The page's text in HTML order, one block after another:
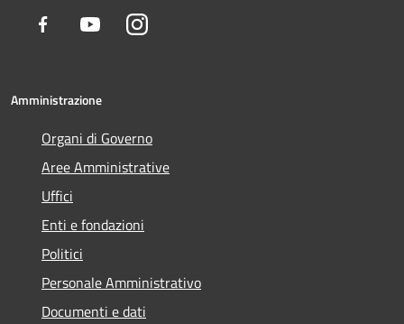
Facebook YoutubeInstagram
Amministrazione
Organi di Governo
Aree Amministrative
Uffici
Enti e fondazioni
Politici
Personale Amministrativo
Documenti e dati